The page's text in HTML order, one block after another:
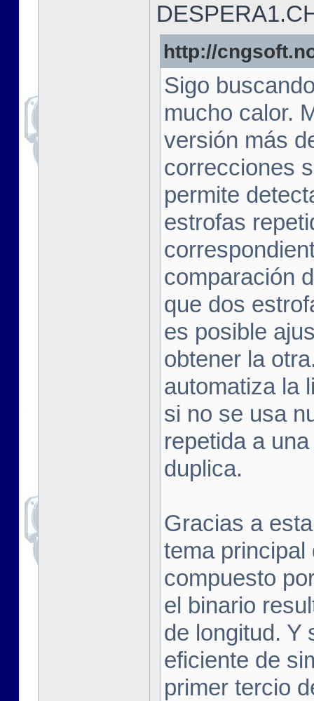
http://
Sigo
mucho calor.
versión más
correcciones
permite
estrofas
comparación
que dos
es posible
obtener la
automatiza la
si no se usa
repetida a
duplica.
Gracias a
tema principal
compuesto
el binario
de longitud. Y
eficiente de
primer tercio